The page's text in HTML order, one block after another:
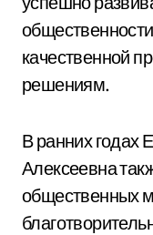
качественной
решениям.
В ранних годах
Алексеевна
общественных